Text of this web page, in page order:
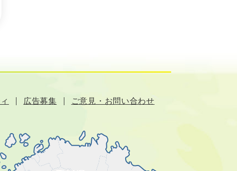
広告募集 ご意見・お問い合わせ